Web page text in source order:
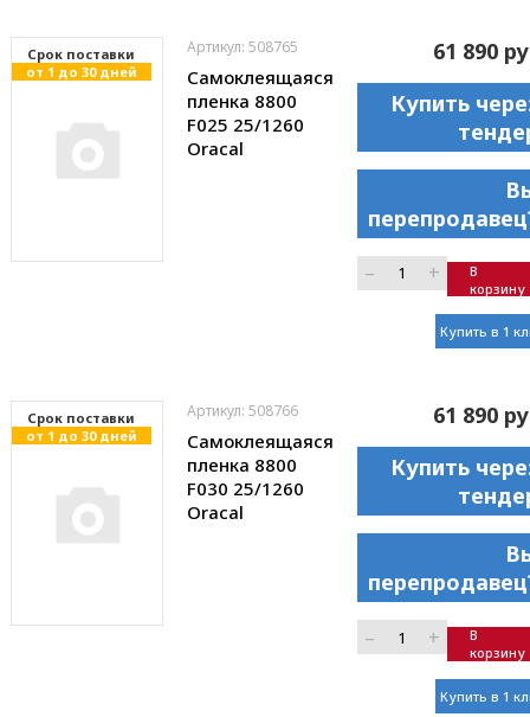
Cрок поставки
от 1 до 30 дней
Артикул: 508765
Самоклеящаяся
пленка 8800
F025 25/1260
Oracal
61 890
Купить
– +
В
корзину
Купить в 1
Cрок поставки
от 1 до 30 дней
Артикул: 508766
Самоклеящаяся
пленка 8800
F030 25/1260
Oracal
61 890
Купить
– +
В
корзину
Купить в 1